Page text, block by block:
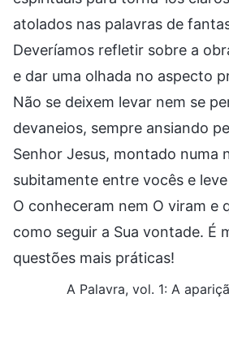
atolados nas palavras de
Deveríamos refletir sobre a
e dar uma olhada no aspecto
Não se deixem levar nem se
devaneios, sempre ansiando
Senhor Jesus, montado numa
subitamente entre vocês e
O conheceram nem O viram e
como seguir a Sua vontade. É
questões mais práticas!
A Palavra, vol. 1: A